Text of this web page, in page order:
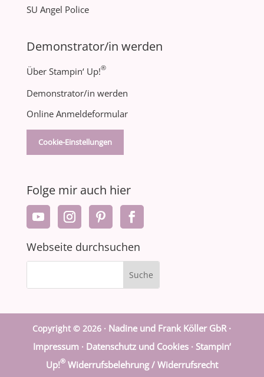
SU Angel Police
Demonstrator/in werden
Über Stampin‘ Up!®
Demonstrator/in werden
Online Anmeldeformular
Cookie-Einstellungen
Folge mir auch hier
Webseite durchsuchen
Copyright © 2026 · Nadine und Frank Köller GbR ·
Impressum· Datenschutz und Cookies· Stampin‘
Up!®Widerrufsbelehrung / Widerrufsrecht